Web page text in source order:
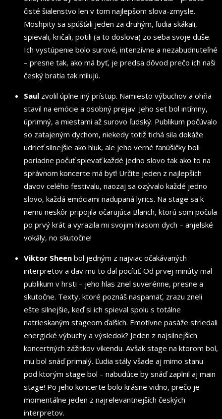
čisté šialenstvo len v tom najlepšom slova-zmysle.
Moshpity sa spúšťali jeden za druhým, ľudia skákali,
spievali, kričali, potili (a to doslova) zo seba svoje duše.
Ich vystúpenie bolo surové, intenzívne a nezabudnuteľné
– presne tak, ako má byť, je predsa dôvod prečo ich naši
český bratia tak milujú.
Saul zvolil úplne iný prístup. Namiesto výbuchov a ohňa
stavil na emócie a osobný prejav. Jeho set bol intímny,
úprimný, a miestami až surovo ľudský. Publikum počúvalo
so zatajeným dychom, niekedy totiž tichá sila dokáže
udrieť silnejšie ako hluk, ale jeho verné fanúšičky boli
poriadne počuť spievať každé jedno slovo tak ako to na
správnom koncerte má byť! Určite jeden z najlepších
davov celého festivalu, naozaj sa ozývalo každé jedno
slovo, každá emóciami nadupaná lyrics. Na stage sa k
nemu neskôr pripojila očarujúca Blanch, ktorú som počula
po prvý krát a vyrazila mi svojim hlasom dych – anjelské
vokály, no skutočne!
Viktor Sheen bol jedným z najviac očakávaných
interpretov a dav mu to dal pocítiť. Od prvej minúty mal
publikum v hrsti – jeho hlas znel suverénne, presne a
skutočne. Texty, ktoré poznáš naspamäť, zrazu zneli
ešte silnejšie, keď si ich spieval spolu s totálne
natrieskaným stageom ďalších. Emotívne pasáže striedali
energické výbuchy a výsledok? Jeden z najsilnejších
koncertných zážitkov víkendu. Avšak stage na ktorom bol,
mu bol snáď primalý. Ľudia stály všade aj mimo stanu
pod ktorým stage bol – nabudúce by snáď zaplnil aj main
stage! Po jeho koncerte bolo krásne vidno, prečo je
momentálne jeden z najrelevantnejších českých
interpretov.